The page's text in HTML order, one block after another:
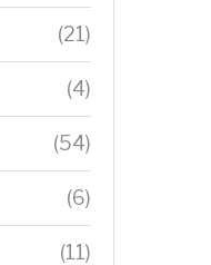
(21)
(4)
(54)
(6)
(11)